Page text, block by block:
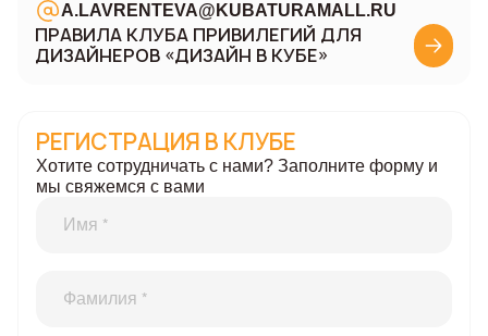
A.LAVRENTEVA@KUBATURAMALL.RU
ПРАВИЛА КЛУБА ПРИВИЛЕГИЙ ДЛЯ
ДИЗАЙНЕРОВ «ДИЗАЙН В КУБЕ»
РЕГИСТРАЦИЯ В КЛУБЕ
Хотите сотрудничать с нами? Заполните форму и
мы свяжемся с вами